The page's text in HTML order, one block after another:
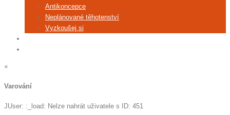
Antikoncepce
Neplánované těhotenství
Vyzkoušej si
×
Varování
JUser: :_load: Nelze nahrát uživatele s ID: 451